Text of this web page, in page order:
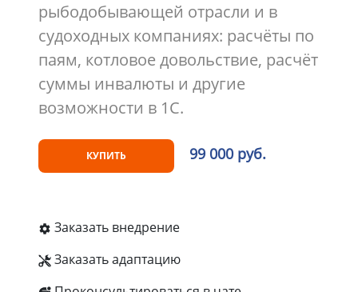
рыбодобывающей отрасли и в
судоходных компаниях: расчёты по
паям, котловое довольствие, расчёт
суммы инвалюты и другие
возможности в 1С.
КУПИТЬ 99 000 руб.
Заказать внедрение
Заказать адаптацию